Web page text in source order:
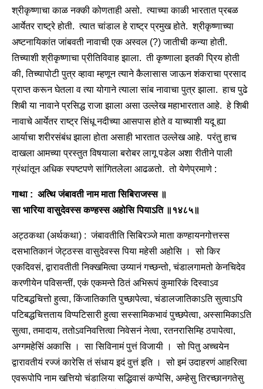
श्रीकृष्णाचा काळ नक्की कोणताही असो. त्याच्या काळी भारतात प्रबळ
आर्येतर राष्ट्रे होती. त्यात चांडाल हे राष्ट्र प्रमुख होते. श्रीकृष्णाच्या
अष्टनायिकांत जांबवती नावाची एक अस्वल (?) जातीची कन्या होती.
तिच्याशी श्रीकृष्णाचा प्रीतिविवाह झाला. ती कृष्णाला इतकी प्रिय होती
की, तिच्यापोटी पुत्र व्हावा म्हणून त्याने कैलासास जाऊन शंकराचा प्रसाद
प्राप्‍त करून घेतला व त्या योगाने त्याला सांब नावाचा पुत्र झाला. हाच पुढे
शिबी या नावाने प्रसिद्ध राजा झाला असा उल्लेख महाभारतात आहे. हे शिबी
नावाचे आर्येतर राष्ट्र सिंधू नदीच्या आसपास होते व याच्याशी यदू ह्या
आर्याचा शरीरसंबंध झाला होता असाही भारतात उल्लेख आहे. परंतु हाच
दाखला आमच्या प्रस्तुत विषयाला बरोबर लागू पडेल अशा रीतीने पाली
ग्रंथांतून अधिक स्पष्टपणे सांगितलेला आढळतो. तो येणेप्रमाणे :
गाथा : अत्थि जंबावती नाम माता सिबिराजस्स ॥
सा भारिया वासुदेवस्स कण्हस्स अहोसि पियाऽति ॥१४८५॥
अट्ठकथा (अर्थकथा) : जंबावतीति सिबिरञ्जे माता कण्हायनगोत्तस्स
दसभातिकानं जेट्ठस्स वासुदेवस्स पिया महेसी अहोसि । सो किर
एकदिवसं, द्वारावतीती निक्खमित्वा उय्यानं गच्छन्तो, चंडालगामतो केनचिदेव
करणीयेन पविसन्तीं, एकं एकमन्ते ठितं अभिरूपं कुमारिकं दिस्वाऽव
पटिबद्धचित्तो हुत्वा, किंजातिकाति पुच्छापेत्वा, चंडालजातिकाऽति सुत्वाऽपि
पटिबद्धचित्तताय विप्पटिसारी हुत्वा सस्सामिकभावं पुच्छपेत्वा, अस्सामिकाऽति
सुत्वा, तमादाय, ततोऽवनिवत्तित्वा निवेसनं नेत्वा, रतनरासिम्हि ठपापेत्वा,
अग्गमहेसिं अकासि । सा सिविनामं पुत्तं विजायी । सो पितु अच्चयेन
द्वारावतीयं रज्जं कारेसि तं संधाय इदं वुत्तं इति । सो इमं उदाहरणं आहरित्वा
एवरूपोपि नाम खत्तियो चंडालिया सद्धिवासं कप्पेसि, अम्हेसु तिरच्छानगतेसु